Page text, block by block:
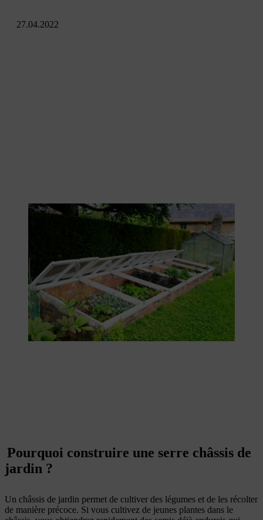
27.04.2022
Pourquoi construire une serre châssis de
jardin ?
Un châssis de jardin permet de cultiver des légumes et de les récolter
de manière précoce. Si vous cultivez de jeunes plantes dans le